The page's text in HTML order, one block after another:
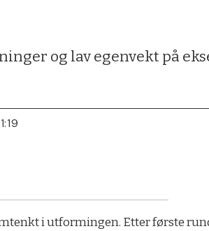
og lav egenvekt på
i utformingen. Etter første